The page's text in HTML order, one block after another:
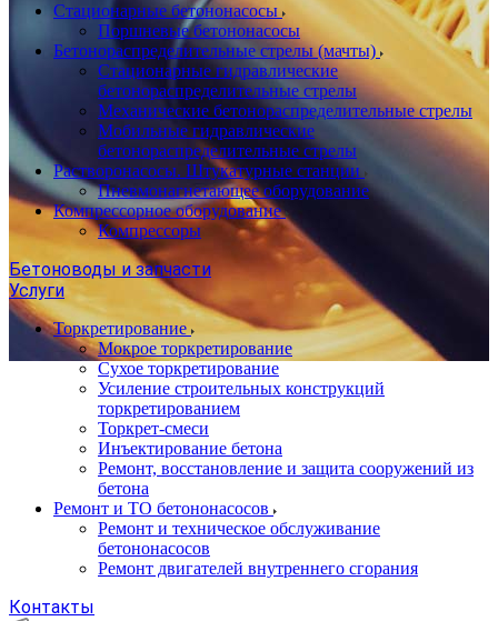
Стационарные бетононасосы
Поршневые бетононасосы
Бетонораспределительные стрелы (мачты)
Стационарные гидравлические
бетонораспределительные стрелы
Механические бетонораспределительные стрелы
Мобильные гидравлические
бетонораспределительные стрелы
Растворонасосы. Штукатурные станции
Пневмонагнетающее оборудование
Компрессорное оборудование
Компрессоры
Бетоноводы и запчасти
Услуги
Торкретирование
Мокрое торкретирование
Сухое торкретирование
Усиление строительных конструкций
торкретированием
Торкрет-смеси
Инъектирование бетона
Ремонт, восстановление и защита сооружений из
бетона
Ремонт и ТО бетононасосов
Ремонт и техническое обслуживание
бетононасосов
Ремонт двигателей внутреннего сгорания
Контакты